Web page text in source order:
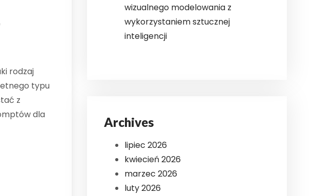
rodzaj
typu
z
dla
wizualnego modelowania z
wykorzystaniem sztucznej
inteligencji
Archives
lipiec 2026
kwiecień 2026
marzec 2026
luty 2026